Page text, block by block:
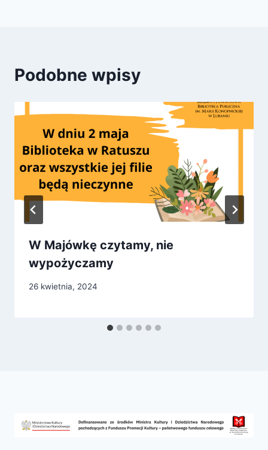
Podobne wpisy
W Majówkę czytamy, nie
wypożyczamy
26 kwietnia, 2024